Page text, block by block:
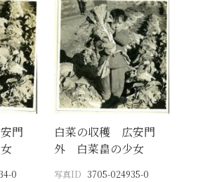
門
0
白菜の収穫 広安門
外 白菜畠の少女
写真ID 3705-024935-0